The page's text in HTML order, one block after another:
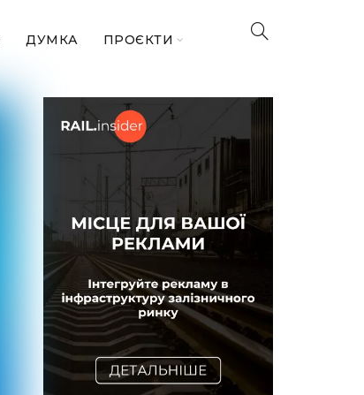
ДУМКА ПРОЄКТИ